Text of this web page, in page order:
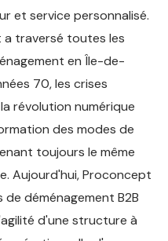
et service personnalisé.
a traversé toutes les
en Île-de-
70, les crises
révolution numérique
des modes de
toujours le même
Aujourd'hui, Proconcept
déménagement B2B
d'une structure à